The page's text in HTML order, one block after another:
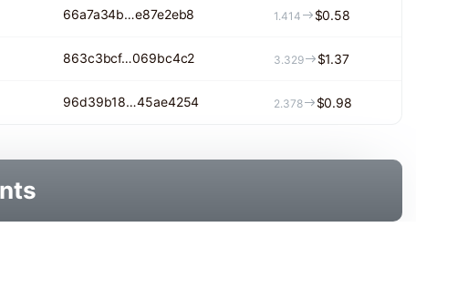
66a7a34b…e87e2eb8 1.414 $0.58
863c3bcf…069bc4c2 3.329 $1.37
96d39b18…45ae4254 2.378 $0.98